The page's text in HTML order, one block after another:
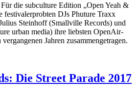
die subculture Edition „Open Yeah &
festivalerprobten DJs Phuture Traxx
Steinhoff (Smallville Records) und
urban media) ihre liebsten OpenAir-
Jahren zusammengetragen.
Die Street Parade 2017